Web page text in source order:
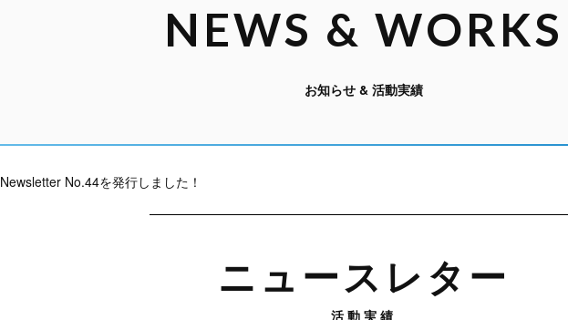
NEWS & WORKS
お知らせ & 活動実績
Newsletter No.44を発行しました！
ニュースレター
活動実績